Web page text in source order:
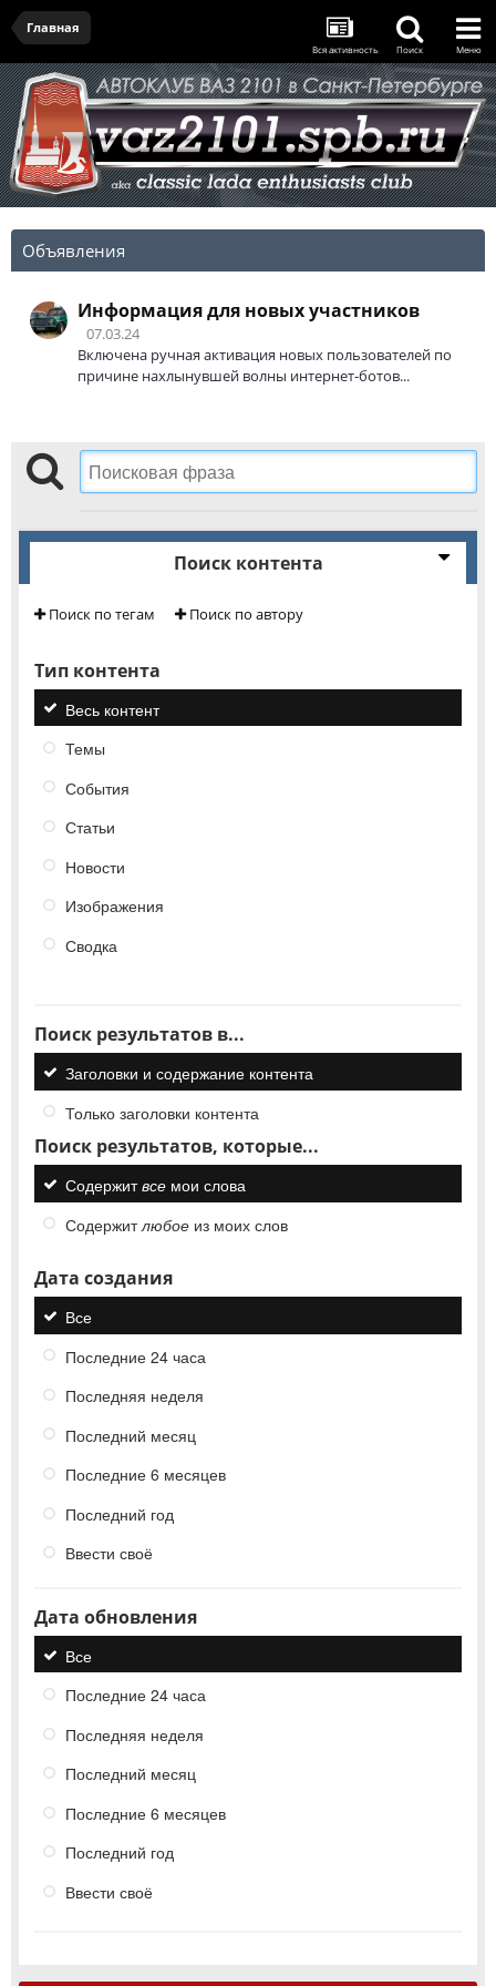
Главная
Вся активность Поиск Меню
Объявления
Информация для новых участников
07.03.24
Включена ручная активация новых пользователей по
причине нахлынувшей волны интернет-ботов...
Поиск контента
Поиск по тегам Поиск по автору
Тип контента
Весь контент
Темы
События
Статьи
Новости
Изображения
Сводка
Поиск результатов в...
Заголовки и содержание контента
Только заголовки контента
Поиск результатов, которые...
Содержитвсе мои слова
Содержитлюбое из моих слов
Дата создания
Все
Последние 24 часа
Последняя неделя
Последний месяц
Последние 6 месяцев
Последний год
Ввести своё
Дата обновления
Все
Последние 24 часа
Последняя неделя
Последний месяц
Последние 6 месяцев
Последний год
Ввести своё